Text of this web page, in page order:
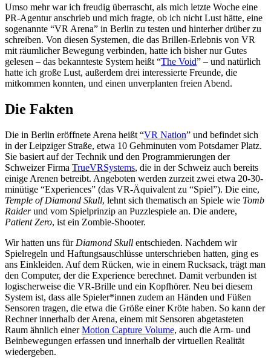
Umso mehr war ich freudig überrascht, als mich letzte Woche eine
PR-Agentur anschrieb und mich fragte, ob ich nicht Lust hätte, eine
sogenannte “VR Arena” in Berlin zu testen und hinterher drüber zu
schreiben. Von diesen Systemen, die das Brillen-Erlebnis von VR
mit räumlicher Bewegung verbinden, hatte ich bisher nur Gutes
gelesen – das bekannteste System heißt “The Void” – und natürlich
hatte ich große Lust, außerdem drei interessierte Freunde, die
mitkommen konnten, und einen unverplanten freien Abend.
Die Fakten
Die in Berlin eröffnete Arena heißt “VR Nation” und befindet sich
in der Leipziger Straße, etwa 10 Gehminuten vom Potsdamer Platz.
Sie basiert auf der Technik und den Programmierungen der
Schweizer Firma TrueVRSystems, die in der Schweiz auch bereits
einige Arenen betreibt. Angeboten werden zurzeit zwei etwa 20-30-
minütige “Experiences” (das VR-Äquivalent zu “Spiel”). Die eine,
Temple of Diamond Skull, lehnt sich thematisch an Spiele wie Tomb
Raiderund vom Spielprinzip an Puzzlespiele an. Die andere,
Patient Zero, ist ein Zombie-Shooter.
Wir hatten uns für Diamond Skull entschieden. Nachdem wir
Spielregeln und Haftungsauschlüsse unterschrieben hatten, ging es
ans Einkleiden. Auf dem Rücken, wie in einem Rucksack, trägt man
den Computer, der die Experience berechnet. Damit verbunden ist
logischerweise die VR-Brille und ein Kopfhörer. Neu bei diesem
System ist, dass alle Spieler*innen zudem an Händen und Füßen
Sensoren tragen, die etwa die Größe einer Kröte haben. So kann der
Rechner innerhalb der Arena, einem mit Sensoren abgetasteten
Raum ähnlich einerMotion Capture Volume, auch die Arm- und
Beinbewegungen erfassen und innerhalb der virtuellen Realität
wiedergeben.